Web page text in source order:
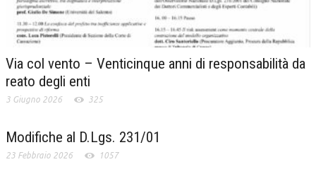
Via col vento – Venticinque anni di responsabilità da
reato degli enti
3 Giugno 2026 325
Modifiche al D.Lgs. 231/01
23 Febbraio 2026 1057